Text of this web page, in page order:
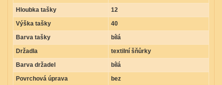
Hloubka tašky
12
Výška tašky
40
Barva tašky
bílá
Držadla
textilní šňůrky
Barva držadel
bílá
Povrchová úprava
bez